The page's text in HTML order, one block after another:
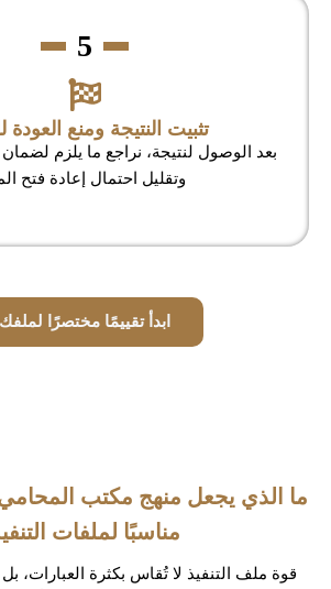
5
تثبيت النتيجة ومنع العودة
بعد الوصول لنتيجة، نراجع ما يلزم
وتقليل احتمال إعادة فتح
ابدأ تقييمًا مختصرًا لملفك
ما الذي يجعل منهج مكتب
مناسبًا لملفات
قوة ملف التنفيذ لا تُقاس بكثرة العبارات،